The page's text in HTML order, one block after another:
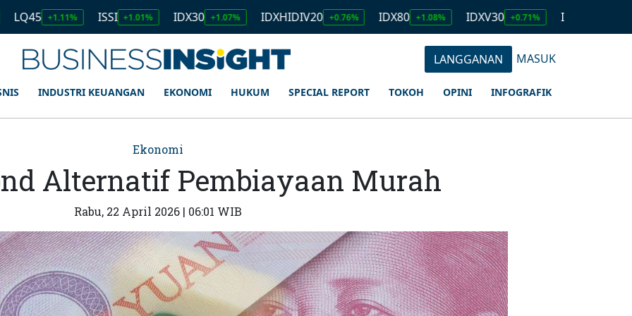
+1.11% ISSI +1.01% IDX30 +1.07% IDXHIDIV20 +0.76% IDX80 +1.08% IDXV30 +0.71% IDXQ30
LANGGANAN MASUK
INDUSTRI KEUANGAN EKONOMI HUKUM SPECIAL REPORT TOKOH OPINI INFOGRAFIK
Ekonomi
Alternatif Pembiayaan Murah
Rabu, 22 April 2026 | 06:01 WIB